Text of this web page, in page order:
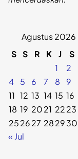
Agustus 2026
S S R K J S
1
2
4
5 6 7 8 9
11 12 13 14 15 16
18 19 2021 2223
252627 282930
« Jul